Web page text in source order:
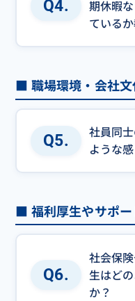
Q4.
期休暇
ている
■ 職場環境・会社文
Q5.
社員同
ような
■ 福利厚生やサポー
Q6.
社会保
生はど
か？